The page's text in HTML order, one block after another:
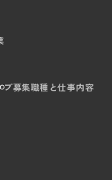
プ募集職種と仕事内容